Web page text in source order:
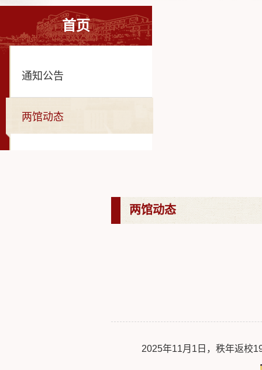
首页
通知公告
两馆动态
两馆动态
2025年11月1日，秩年返校